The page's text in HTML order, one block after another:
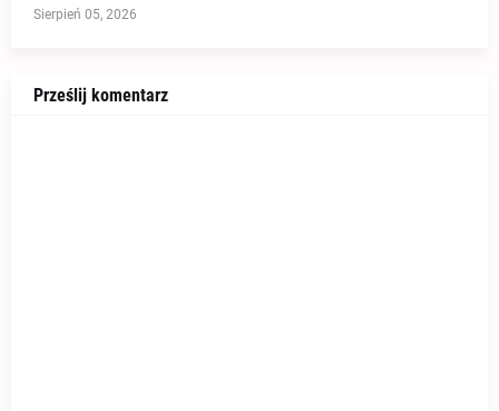
Sierpień 05, 2026
Prześlij komentarz